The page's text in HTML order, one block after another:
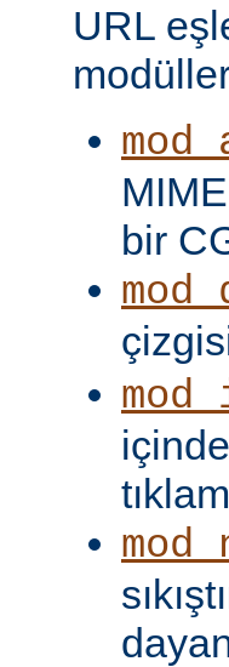
URL
bir